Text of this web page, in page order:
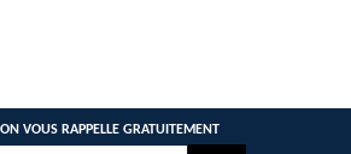
ON VOUS RAPPELLE GRATUITEMENT